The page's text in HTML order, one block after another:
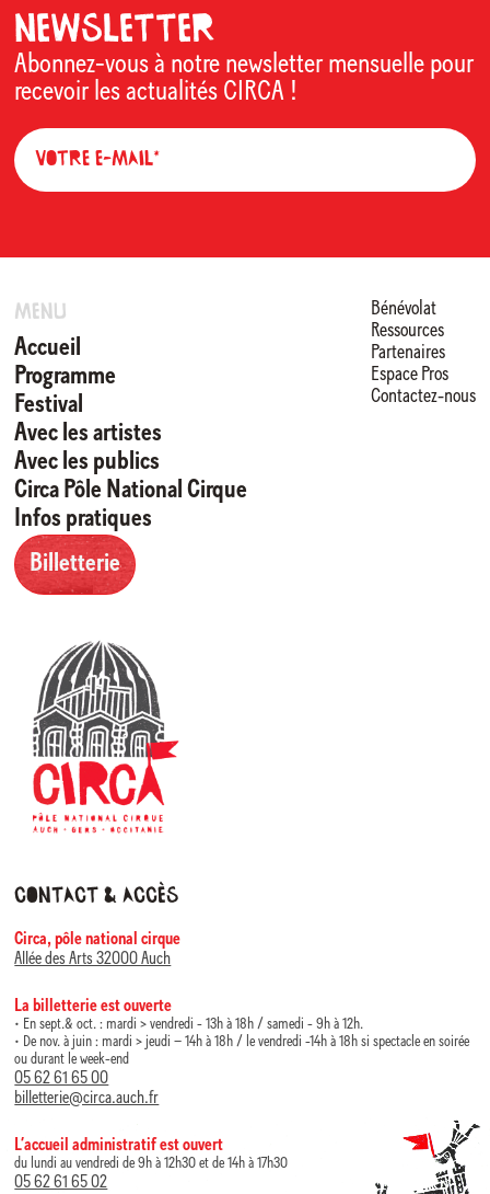
Newsletter
Abonnez-vous à notre newsletter mensuelle pour
recevoir les actualités CIRCA !
En validant votre inscription, vous acceptez que CIRCA mémorise et utilise
votre adresse email dans le but de vous envoyer sa lettre d’informations.
Menu
Accueil
Programme
Festival
Avec les artistes
Avec les publics
Circa Pôle National Cirque
Infos pratiques
Billetterie
Bénévolat
Ressources
Partenaires
Espace Pros
Contactez-nous
Contact & accès
Circa, pôle national cirque
Allée des Arts 32000 Auch
La billetterie est ouverte
• En sept.& oct. : mardi > vendredi - 13h à 18h / samedi - 9h à 12h.
• De nov. à juin : mardi > jeudi – 14h à 18h / le vendredi -14h à 18h si spectacle en soirée
ou durant le week-end
05 62 61 65 00
billetterie@circa.auch.fr
L’accueil administratif est ouvert
du lundi au vendredi de 9h à 12h30 et de 14h à 17h30
05 62 61 65 02